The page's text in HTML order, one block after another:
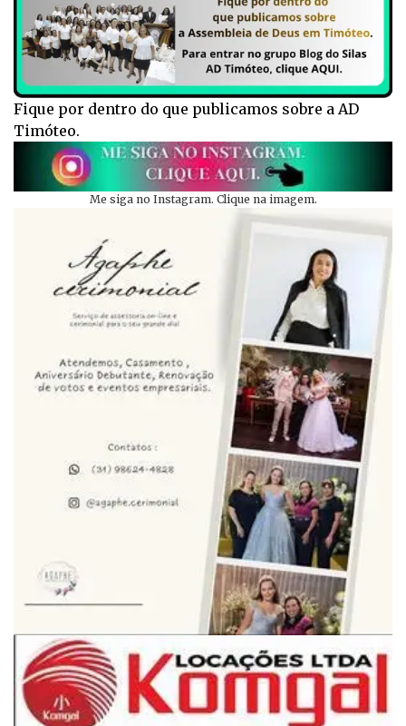
Fique por dentro do que publicamos sobre a AD
Timóteo.
Me siga no Instagram. Clique na imagem.